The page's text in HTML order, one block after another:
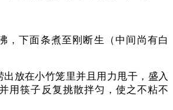
，下面条煮至刚断生（中间尚有白
放在小竹笼里并且用力甩干，盛入
用筷子反复挑散拌匀，使之不粘不